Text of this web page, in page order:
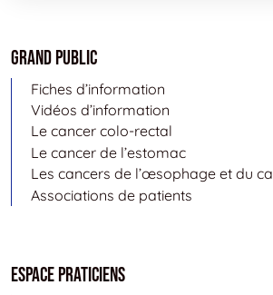
Grand public
Fiches d’information
Vidéos d’information
Le cancer colo-rectal
Le cancer de l’estomac
Les cancers de l’œsophage et du
Associations de patients
Espace Praticiens